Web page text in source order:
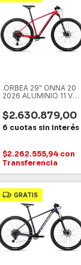
.ORBEA 29" ONNA 20
2026 ALUMINIO 11 VEL
$2.630.879,00
$2.262.555,94 con
Transferencia
GRATIS